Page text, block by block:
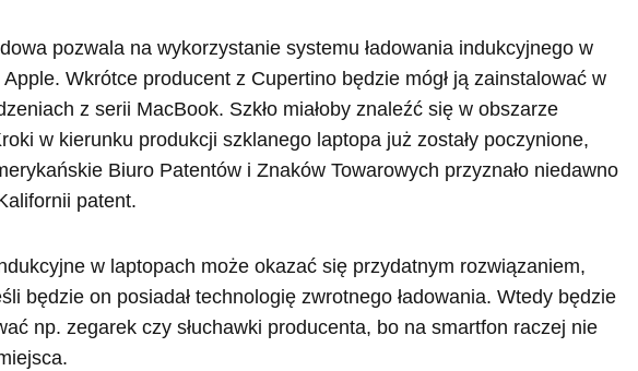
pozwala na wykorzystanie systemu ładowania indukcyjnego w
Wkrótce producent z Cupertino będzie mógł ją zainstalować w
z serii MacBook. Szkło miałoby znaleźć się w obszarze
w kierunku produkcji szklanego laptopa już zostały poczynione,
Biuro Patentów i Znaków Towarowych przyznało niedawno
patent.
w laptopach może okazać się przydatnym rozwiązaniem,
będzie on posiadał technologię zwrotnego ładowania. Wtedy będzie
np. zegarek czy słuchawki producenta, bo na smartfon raczej nie